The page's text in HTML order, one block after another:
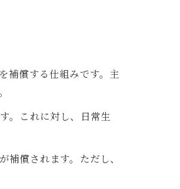
補償する仕組みです。主
。これに対し、日常生
償されます。ただし、